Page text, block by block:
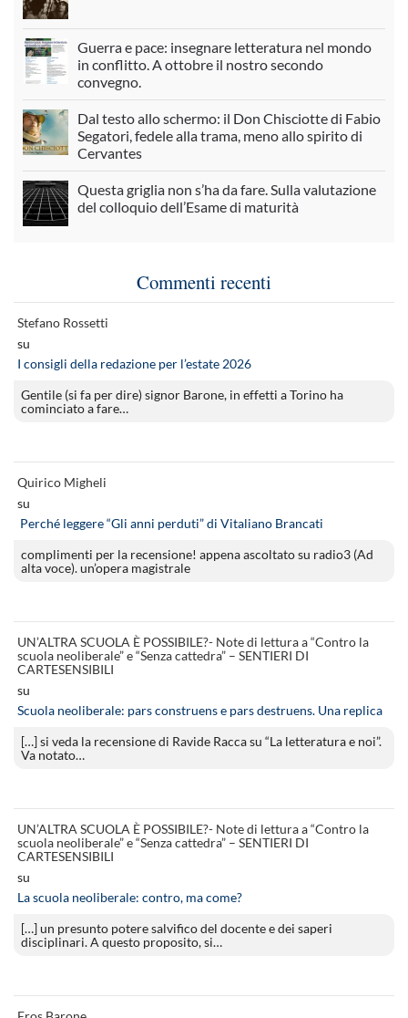
Guerra e pace: insegnare letteratura nel mondo
in conflitto. A ottobre il nostro secondo
convegno.
Dal testo allo schermo: il Don Chisciotte di Fabio
Segatori, fedele alla trama, meno allo spirito di
Cervantes
Questa griglia non s’ha da fare. Sulla valutazione
del colloquio dell’Esame di maturità
Commenti recenti
Stefano Rossetti
su
I consigli della redazione per l’estate 2026
Gentile (si fa per dire) signor Barone, in effetti a Torino ha
cominciato a fare…
Quirico Migheli
su
Perché leggere “Gli anni perduti” di Vitaliano Brancati
complimenti per la recensione! appena ascoltato su radio3 (Ad
alta voce). un’opera magistrale
UN’ALTRA SCUOLA È POSSIBILE?- Note di lettura a “Contro la
scuola neoliberale” e “Senza cattedra” – SENTIERI DI
CARTESENSIBILI
su
Scuola neoliberale: pars construens e pars destruens. Una replica
[…] si veda la recensione di Ravide Racca su “La letteratura e noi”.
Va notato…
UN’ALTRA SCUOLA È POSSIBILE?- Note di lettura a “Contro la
scuola neoliberale” e “Senza cattedra” – SENTIERI DI
CARTESENSIBILI
su
La scuola neoliberale: contro, ma come?
[…] un presunto potere salvifico del docente e dei saperi
disciplinari. A questo proposito, si…